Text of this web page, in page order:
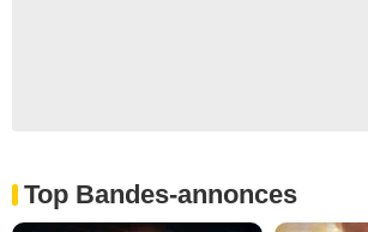
Top Bandes-annonces